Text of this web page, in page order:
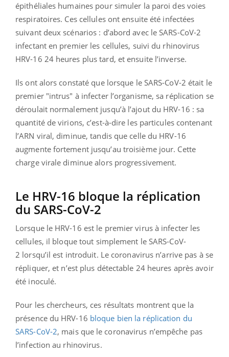
épithéliales humaines pour simuler la paroi des voies
respiratoires. Ces cellules ont ensuite été infectées
suivant deux scénarios : d’abord avec le SARS-CoV-2
infectant en premier les cellules, suivi du rhinovirus
HRV-16 24 heures plus tard, et ensuite l’inverse.
Ils ont alors constaté que lorsque le SARS-CoV-2 était le
premier "intrus" à infecter l’organisme, sa réplication se
déroulait normalement jusqu’à l’ajout du HRV-16 : sa
quantité de virions, c’est-à-dire les particules contenant
l’ARN viral, diminue, tandis que celle du HRV-16
augmente fortement jusqu’au troisième jour. Cette
charge virale diminue alors progressivement.
Le HRV-16 bloque la réplication
du SARS-CoV-2
Lorsque le HRV-16 est le premier virus à infecter les
cellules, il bloque tout simplement le SARS-CoV-
2 lorsqu’il est introduit. Le coronavirus n’arrive pas à se
répliquer, et n’est plus détectable 24 heures après avoir
été inoculé.
Pour les chercheurs, ces résultats montrent que la
présence du HRV-16 bloque bien la réplication du
SARS-CoV-2, mais que le coronavirus n’empêche pas
l’infection au rhinovirus.